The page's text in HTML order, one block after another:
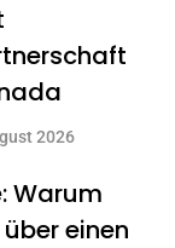
2026
Warum
einen